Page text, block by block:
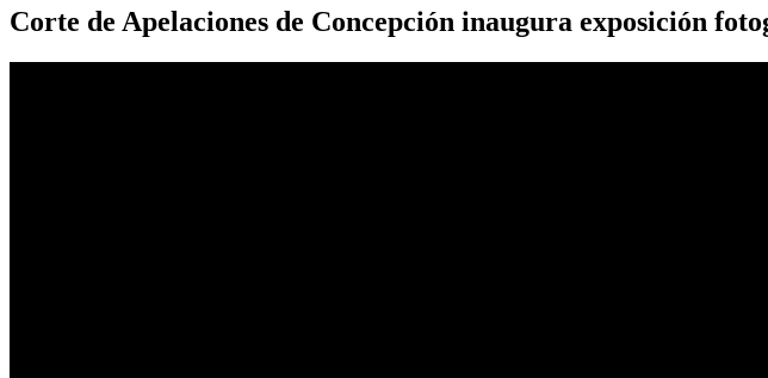
Corte de Apelaciones de Concepción inaugura exposición